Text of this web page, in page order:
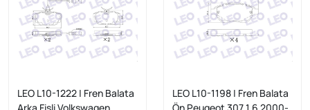
LEO L10-1222 | Fren Balata
Arka Fişli Volkswagen
LEO L10-1198 | Fren Balata
Ön Peugeot 307 1.6 2000-